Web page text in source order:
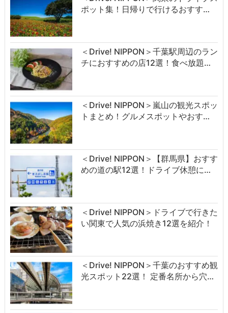
ポット集！日帰りで行けるおすす…
＜Drive! NIPPON＞千葉駅周辺のラン
チにおすすめの店12選！食べ放題…
＜Drive! NIPPON＞嵐山の観光スポッ
トまとめ！グルメスポットやおす…
＜Drive! NIPPON＞【群馬県】おすす
めの道の駅12選！ドライブ休憩に…
＜Drive! NIPPON＞ドライブで行きた
い関東で人気の浜焼き12選を紹介！
＜Drive! NIPPON＞千葉のおすすめ観
光スポット22選！ 定番名所から穴…